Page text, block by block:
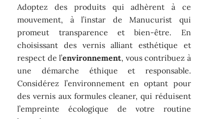
Adoptez des produits qui adhèrent à ce
mouvement, à l’instar de Manucurist qui
promeut transparence et bien-être. En
choisissant des vernis alliant esthétique et
respect de l’environnement, vous contribuez à
une démarche éthique et responsable.
Considérez l’environnement en optant pour
des vernis aux formules cleaner, qui réduisent
l’empreinte écologique de votre routine